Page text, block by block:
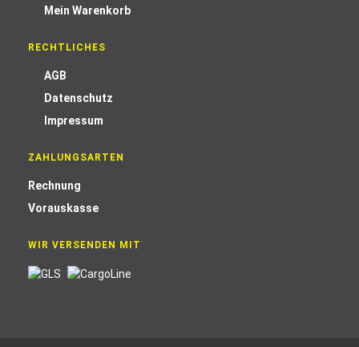
Mein Warenkorb
RECHTLICHES
AGB
Datenschutz
Impressum
ZAHLUNGSARTEN
Rechnung
Vorauskasse
WIR VERSENDEN MIT